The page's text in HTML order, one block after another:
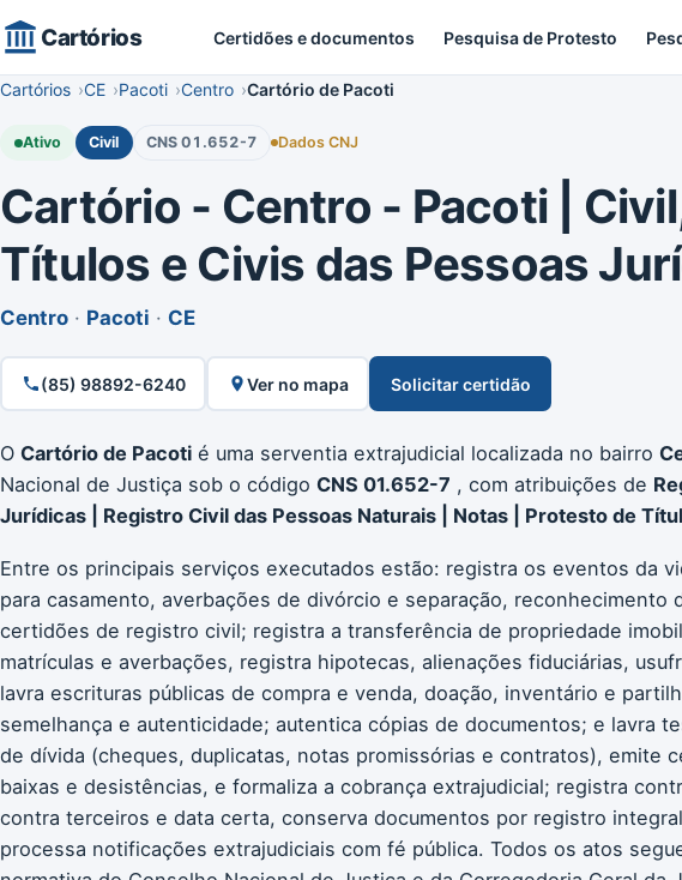
Cartórios Certidões e documentos Pesquisa de Protesto
Cartórios CE Pacoti Centro Cartório de Pacoti
Ativo Civil CNS 01.652-7 Dados CNJ
Cartório - Centro - Pacoti |
Títulos e Civis das Pessoas
Centro · Pacoti · CE
(85) 98892-6240 Ver no mapa Solicitar certidão
O Cartório de Pacoti é uma serventia extrajudicial localizada no bairro
Nacional de Justiça sob o código CNS 01.652-7 , com atribuições de
Jurídicas | Registro Civil das Pessoas Naturais | Notas | Protesto de
Entre os principais serviços executados estão: registra os eventos
para casamento, averbações de divórcio e separação,
certidões de registro civil; registra a transferência de propriedade
matrículas e averbações, registra hipotecas, alienações fiduciárias,
lavra escrituras públicas de compra e venda, doação, inventário e
semelhança e autenticidade; autentica cópias de documentos; e lavra
de dívida (cheques, duplicatas, notas promissórias e contratos),
baixas e desistências, e formaliza a cobrança extrajudicial; registra
contra terceiros e data certa, conserva documentos por registro
processa notificações extrajudiciais com fé pública. Todos os atos